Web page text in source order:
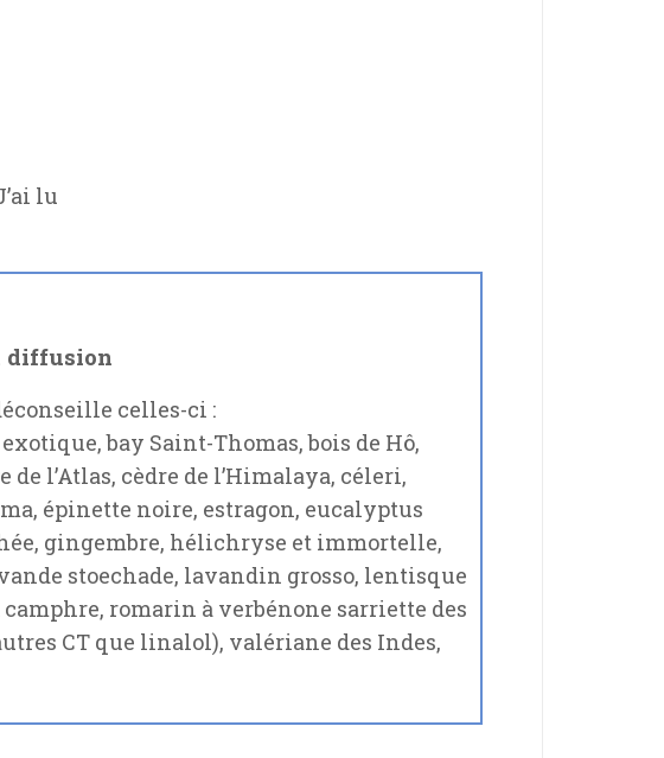
lu
diffusion
celles-ci :
bay Saint-Thomas, bois de Hô,
l’Atlas, cèdre de l’Himalaya, céleri,
épinette noire, estragon, eucalyptus
gingembre, hélichryse et immortelle,
stoechade, lavandin grosso, lentisque
romarin à verbénone sarriette des
CT que linalol), valériane des Indes,